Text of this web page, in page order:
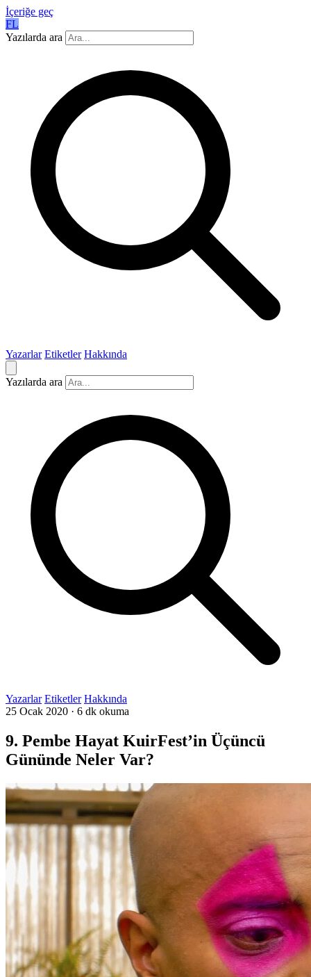
İçeriğe geç
FL
Yazılarda ara
Yazarlar Etiketler Hakkında
Yazılarda ara
Yazarlar Etiketler Hakkında
25 Ocak 2020 · 6 dk okuma
9. Pembe Hayat KuirFest’in Üçüncü
Gününde Neler Var?